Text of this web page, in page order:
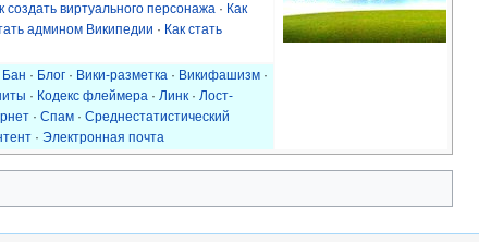
создать виртуального персонажа · Как
админом Википедии · Как стать
Бан · Блог · Вики-разметка · Викифашизм ·
· Кодекс флеймера · Линк · Лост-
· Спам · Среднестатистический
· Электронная почта